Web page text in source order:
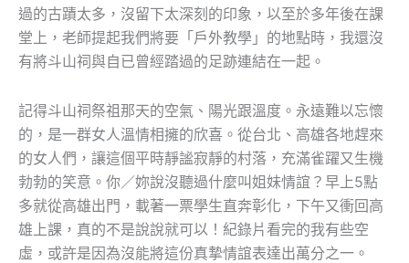
過的古蹟太多，沒留下太深刻的印象，以至於多年後在課
堂上，老師提起我們將要「戶外教學」的地點時，我還沒
有將斗山祠與自已曾經踏過的足跡連結在一起。
記得斗山祠祭祖那天的空氣、陽光跟溫度。永遠難以忘懷
的，是一群女人溫情相擁的欣喜。從台北、高雄各地趕來
的女人們，讓這個平時靜謐寂靜的村落，充滿雀躍又生機
勃勃的笑意。你／妳說沒聽過什麼叫姐妹情誼？早上5點
多就從高雄出門，載著一票學生直奔彰化，下午又衝回高
雄上課，真的不是說說就可以！紀錄片看完的我有些空
虛，或許是因為沒能將這份真摯情誼表達出萬分之一。